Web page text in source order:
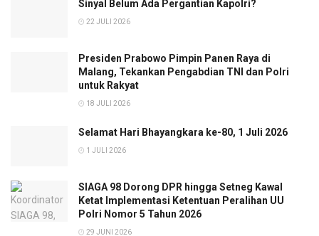
Sinyal Belum Ada Pergantian Kapolri?
22 JULI 2026
Presiden Prabowo Pimpin Panen Raya di
Malang, Tekankan Pengabdian TNI dan Polri
untuk Rakyat
18 JULI 2026
Selamat Hari Bhayangkara ke-80, 1 Juli 2026
1 JULI 2026
SIAGA 98 Dorong DPR hingga Setneg Kawal
Ketat Implementasi Ketentuan Peralihan UU
Polri Nomor 5 Tahun 2026
29 JUNI 2026